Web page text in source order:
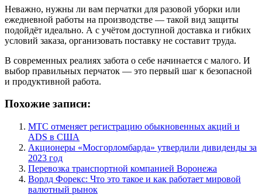
Неважно, нужны ли вам перчатки для разовой уборки или
ежедневной работы на производстве — такой вид защиты
подойдёт идеально. А с учётом доступной доставка и гибких
условий заказа, организовать поставку не составит труда.
В современных реалиях забота о себе начинается с малого. И
выбор правильных перчаток — это первый шаг к безопасной
и продуктивной работа.
Похожие записи:
МТС отменяет регистрацию обыкновенных акций и
ADS в США
Акционеры «Мосгорломбарда» утвердили дивиденды за
2023 год
Перевозка транспортной компанией Воронежа
Ворлд Форекс: Что это такое и как работает мировой
валютный рынок